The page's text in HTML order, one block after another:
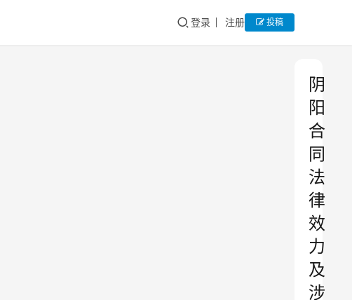
登录 注册 投稿
阴
阳
合
同
法
律
效
力
及
涉